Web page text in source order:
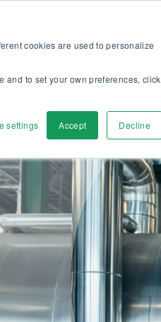
cookies are used to personalize
and to set your own preferences, click
settings Accept Decline
Scopri